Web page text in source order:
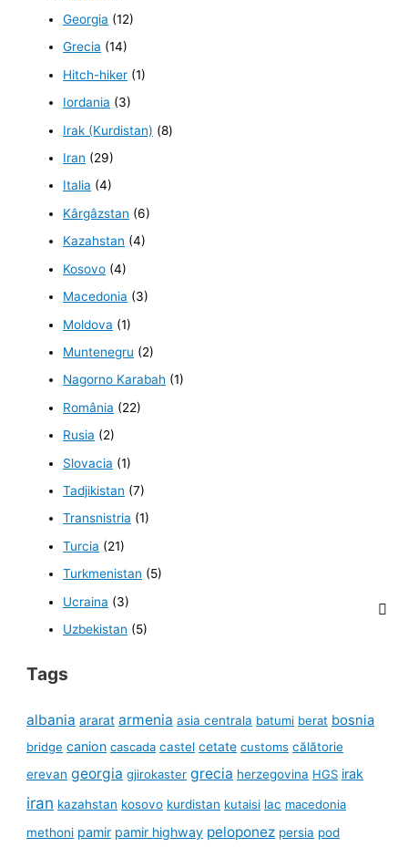
Georgia (12)
Grecia (14)
Hitch-hiker (1)
Iordania (3)
Irak (Kurdistan) (8)
Iran (29)
Italia (4)
Kârgâzstan (6)
Kazahstan (4)
Kosovo (4)
Macedonia (3)
Moldova (1)
Muntenegru (2)
Nagorno Karabah (1)
România (22)
Rusia (2)
Slovacia (1)
Tadjikistan (7)
Transnistria (1)
Turcia (21)
Turkmenistan (5)
Ucraina (3)
Uzbekistan (5)
Tags
albania ararat armenia asia centrala batumi berat bosnia
bridge canion cascada castel cetate customs călătorie
erevan georgia gjirokaster grecia herzegovina HGS irak
iran kazahstan kosovo kurdistan kutaisi lac macedonia
methoni pamir pamir highway peloponez persia pod